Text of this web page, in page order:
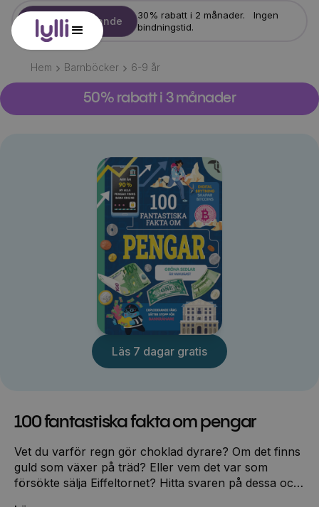
Starta erbjudande
30% rabatt i 2 månader. Ingen
bindningstid.
Hem Barnböcker 6-9 år
50% rabatt i 3 månader
Läs 7 dagar gratis
100 fantastiska fakta om pengar
Vet du varför regn gör choklad dyrare? Om det finns
guld som växer på träd? Eller vem det var som
försökte sälja Eiffeltornet? Hitta svaren på dessa och